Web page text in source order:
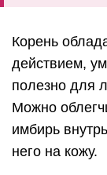
Корень
действием,
полезно для
Можно
имбирь
него на кожу.